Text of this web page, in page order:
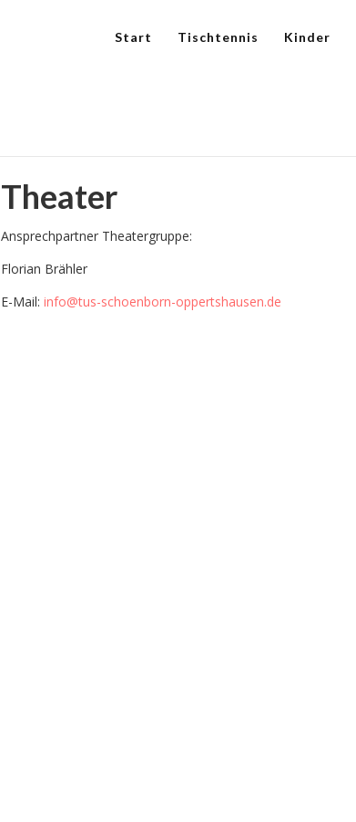
Start Tischtennis Kinder
Theater
Ansprechpartner Theatergruppe:
Florian Brähler
E-Mail: info@tus-schoenborn-oppertshausen.de